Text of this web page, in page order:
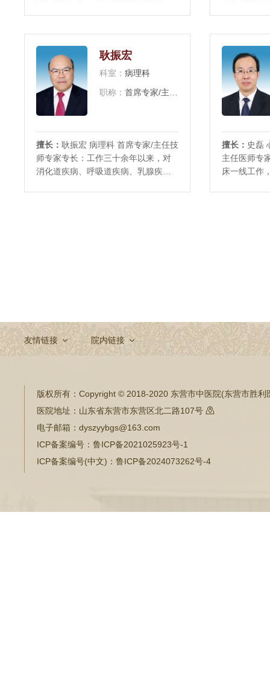
瘤保守治疗，月经病，不孕不育，更
年期综合征，以及亚健康等。社会兼
职：世中联五运六气专业委员会理事
国家优秀
病的诊治；
肠疾病的诊
兼职：山东
务委员山
耿振宏
科室： 病理科
职称： 首席专家/主任医师
擅长： 耿振宏 病理科 首席专家/主任技
师专家专长：工作三十余年以来，对
消化道疾病、呼吸道疾病、乳腺疾
擅长： 史磊
主任医师专
床一线工作
友情链接 院内链接
版权所有： Copyright © 2018-2020 东营市中医院(东营市胜利
医院地址： 山东省东营市东营区北二路107号 
电子邮箱： dyszyybgs@163.com
ICP备案编号： 鲁ICP备2021025923号-1
ICP备案编号(中文)： 鲁ICP备2024073262号-4